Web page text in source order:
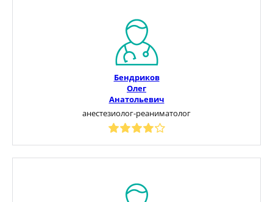
Бендриков
Олег
Анатольевич
анестезиолог-реаниматолог